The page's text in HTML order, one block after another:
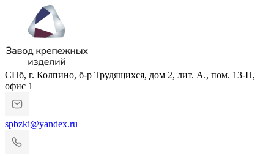
СПб, г. Колпино, б-р Трудящихся, дом 2, лит. А., пом. 13-Н,
офис 1
spbzki@yandex.ru